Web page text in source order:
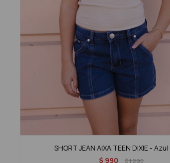
SHORT JEAN AIXA TEEN DIXIE -
$ 990 $1.290